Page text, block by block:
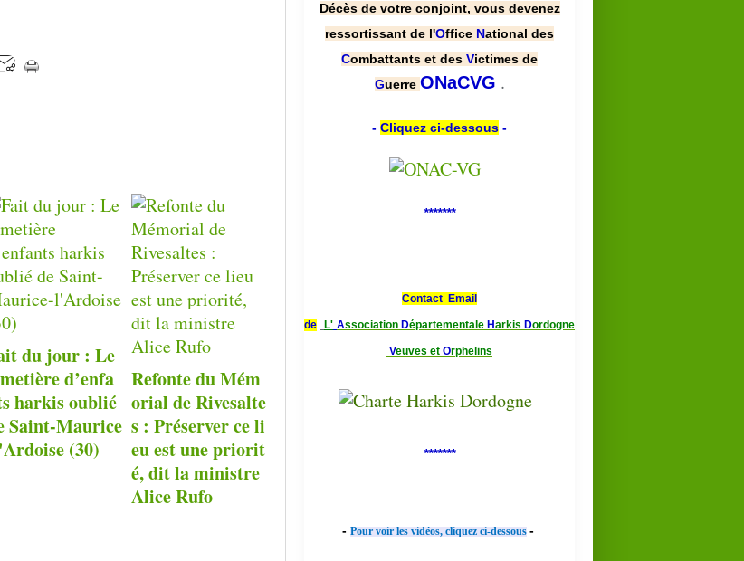
du jour : Le
d’enfa
harkis oublié
Saint-Maurice
(30)
Refonte du Mém
orial de Rivesalte
s : Préserver ce li
eu est une priorit
é, dit la ministre
Alice Rufo
Décès de votre conjoint, vous devenez
ressortissant de l'Office National des
Combattants et des Victimes de
Guerre ONaCVG .
- Cliquez ci-dessous -
*******
Contact Email
de L' Association Départementale Harkis Dordogne
Veuves et Orphelins
*******
- Pour voir les vidéos, cliquez ci-dessous -